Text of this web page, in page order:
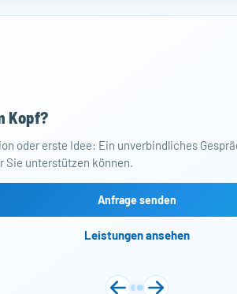
Kopf?
oder erste Idee: Ein unverbindliches
Sie unterstützen können.
Anfrage senden
Leistungen ansehen